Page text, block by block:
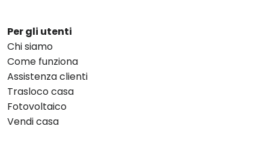
Per gli utenti
Chi siamo
Come funziona
Assistenza clienti
Trasloco casa
Fotovoltaico
Vendi casa